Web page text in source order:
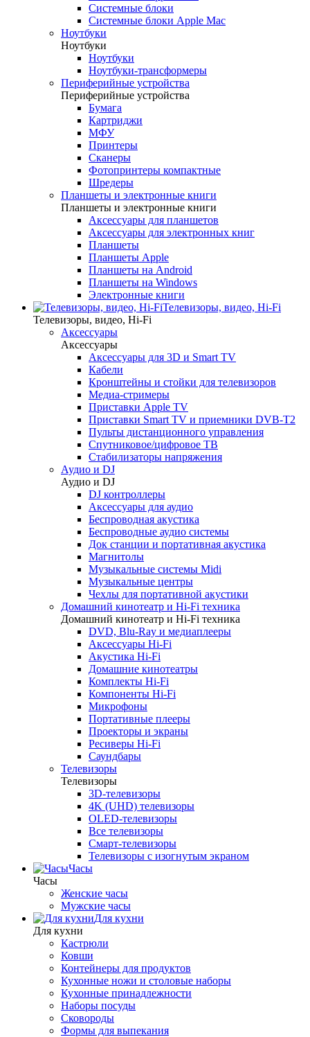
Системные блоки
Системные блоки Apple Mac
Ноутбуки
Ноутбуки
Ноутбуки
Ноутбуки-трансформеры
Периферийные устройства
Периферийные устройства
Бумага
Картриджи
МФУ
Принтеры
Сканеры
Фотопринтеры компактные
Шредеры
Планшеты и электронные книги
Планшеты и электронные книги
Аксессуары для планшетов
Аксессуары для электронных книг
Планшеты
Планшеты Apple
Планшеты на Android
Планшеты на Windows
Электронные книги
Телевизоры, видео, Hi-Fi
Телевизоры, видео, Hi-Fi
Аксессуары
Аксессуары
Аксессуары для 3D и Smart TV
Кабели
Кронштейны и стойки для телевизоров
Медиа-стримеры
Приставки Apple TV
Приставки Smart TV и приемники DVB-T2
Пульты дистанционного управления
Спутниковое/цифровое ТВ
Стабилизаторы напряжения
Аудио и DJ
Аудио и DJ
DJ контроллеры
Аксессуары для аудио
Беспроводная акустика
Беспроводные аудио системы
Док станции и портативная акустика
Магнитолы
Музыкальные системы Midi
Музыкальные центры
Чехлы для портативной акустики
Домашний кинотеатр и Hi-Fi техника
Домашний кинотеатр и Hi-Fi техника
DVD, Blu-Ray и медиаплееры
Аксессуары Hi-Fi
Акустика Hi-Fi
Домашние кинотеатры
Комплекты Hi-Fi
Компоненты Hi-Fi
Микрофоны
Портативные плееры
Проекторы и экраны
Ресиверы Hi-Fi
Саундбары
Телевизоры
Телевизоры
3D-телевизоры
4K (UHD) телевизоры
OLED-телевизоры
Все телевизоры
Смарт-телевизоры
Телевизоры с изогнутым экраном
Часы
Часы
Женские часы
Мужские часы
Для кухни
Для кухни
Кастрюли
Ковши
Контейнеры для продуктов
Кухонные ножи и столовые наборы
Кухонные принадлежности
Наборы посуды
Сковороды
Формы для выпекания